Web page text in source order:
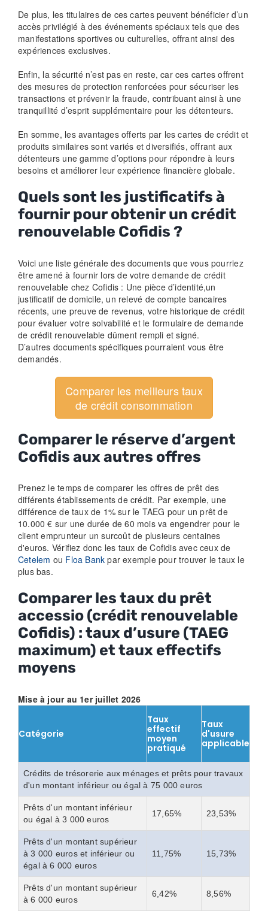
De plus, les titulaires de ces cartes peuvent bénéficier d’un
accès privilégié à des événements spéciaux tels que des
manifestations sportives ou culturelles, offrant ainsi des
expériences exclusives.
Enfin, la sécurité n’est pas en reste, car ces cartes offrent
des mesures de protection renforcées pour sécuriser les
transactions et prévenir la fraude, contribuant ainsi à une
tranquillité d’esprit supplémentaire pour les détenteurs.
En somme, les avantages offerts par les cartes de crédit et
produits similaires sont variés et diversifiés, offrant aux
détenteurs une gamme d’options pour répondre à leurs
besoins et améliorer leur expérience financière globale.
Quels sont les justificatifs à
fournir pour obtenir un crédit
renouvelable Cofidis ?
Voici une liste générale des documents que vous pourriez
être amené à fournir lors de votre demande de crédit
renouvelable chez Cofidis : Une pièce d’identité,un
justificatif de domicile, un relevé de compte bancaires
récents, une preuve de revenus, votre historique de crédit
pour évaluer votre solvabilité et le formulaire de demande
de crédit renouvelable dûment rempli et signé.
D’autres documents spécifiques pourraient vous être
demandés.
Comparer les meilleurs taux
de crédit consommation
Comparer le réserve d’argent
Cofidis aux autres offres
Prenez le temps de comparer les offres de prêt des
différents établissements de crédit. Par exemple, une
différence de taux de 1% sur le TAEG pour un prêt de
10.000 € sur une durée de 60 mois va engendrer pour le
client emprunteur un surcoût de plusieurs centaines
d'euros. Vérifiez donc les taux de Cofidis avec ceux de
Cetelem ou Floa Bank par exemple pour trouver le taux le
plus bas.
Comparer les taux du prêt
accessio (crédit renouvelable
Cofidis) : taux d’usure (TAEG
maximum) et taux effectifs
moyens
Mise à jour au 1er juillet 2026
Catégorie
Taux
effectif
moyen
pratiqué
Taux
d'usure
applicable
Crédits de trésorerie aux ménages et prêts pour travaux
d'un montant inférieur ou égal à 75 000 euros
Prêts d'un montant inférieur
ou égal à 3 000 euros
17,65% 23,53%
Prêts d'un montant supérieur
à 3 000 euros et inférieur ou
égal à 6 000 euros
11,75% 15,73%
Prêts d'un montant supérieur
à 6 000 euros
6,42% 8,56%